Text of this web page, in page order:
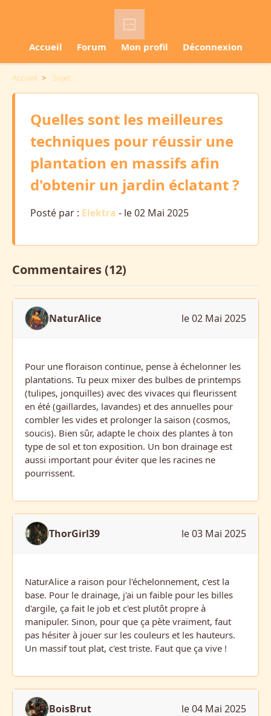
Accueil Forum Mon profil Déconnexion
Accueil > Sujet
Quelles sont les meilleures
techniques pour réussir une
plantation en massifs afin
d'obtenir un jardin éclatant ?
Posté par : Elektra - le 02 Mai 2025
Commentaires (12)
NaturAlice le 02 Mai 2025
Pour une floraison continue, pense à échelonner les
plantations. Tu peux mixer des bulbes de printemps
(tulipes, jonquilles) avec des vivaces qui fleurissent
en été (gaillardes, lavandes) et des annuelles pour
combler les vides et prolonger la saison (cosmos,
soucis). Bien sûr, adapte le choix des plantes à ton
type de sol et ton exposition. Un bon drainage est
aussi important pour éviter que les racines ne
pourrissent.
ThorGirl39 le 03 Mai 2025
NaturAlice a raison pour l'échelonnement, c'est la
base. Pour le drainage, j'ai un faible pour les billes
d'argile, ça fait le job et c'est plutôt propre à
manipuler. Sinon, pour que ça pète vraiment, faut
pas hésiter à jouer sur les couleurs et les hauteurs.
Un massif tout plat, c'est triste. Faut que ça vive !
BoisBrut le 04 Mai 2025